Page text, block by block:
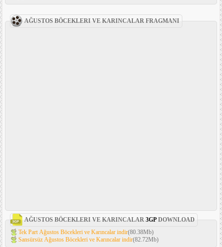
AĞUSTOS BÖCEKLERI VE KARINCALAR FRAGMANI
AĞUSTOS BÖCEKLERI VE KARINCALAR 3GP DOWNLOAD
Tek Part Ağustos Böcekleri ve Karıncalar indir(80.38Mb)
Sansürsüz Ağustos Böcekleri ve Karıncalar indir(82.72Mb)